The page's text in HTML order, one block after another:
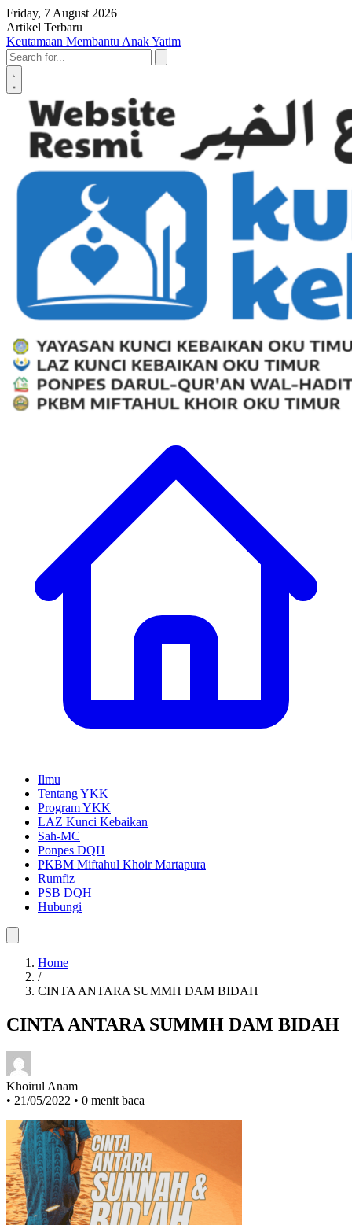
Skip to content
Friday, 7 August 2026
Artikel Terbaru
Keutamaan Membantu Anak Yatim
Ilmu
Tentang YKK
Program YKK
LAZ Kunci Kebaikan
Sah-MC
Ponpes DQH
PKBM Miftahul Khoir Martapura
Rumfiz
PSB DQH
Hubungi
Home
/
CINTA ANTARA SUMMH DAM BIDAH
CINTA ANTARA SUMMH DAM BIDAH
Khoirul Anam
• 21/05/2022 • 0 menit baca